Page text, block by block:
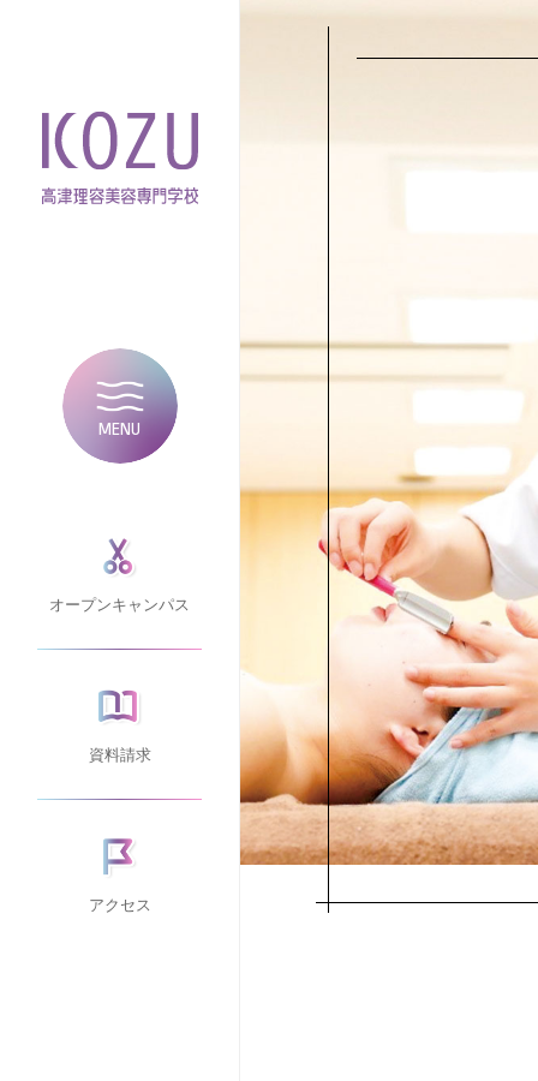
MENU
オープンキャンパス
資料請求
アクセス